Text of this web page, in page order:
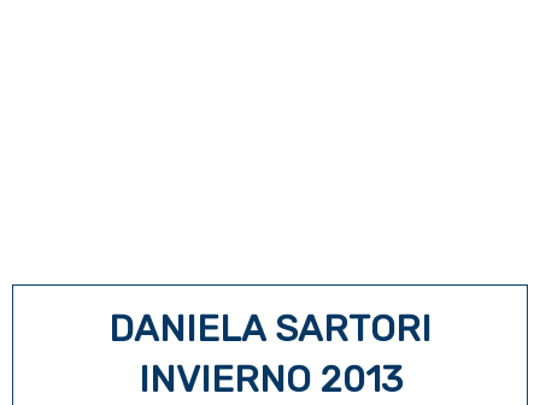
DANIELA SARTORI
INVIERNO 2013